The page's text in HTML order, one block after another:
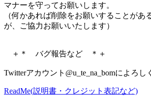
マナーを守ってお願いします。
（何かあれば削除をお願いすることがあ
が、ご協力お願いいたします）
＋＊ バグ報告など ＊＋
Twitterアカウント@u_te_na_bomによろし
ReadMe(説明書・クレジット表記など)